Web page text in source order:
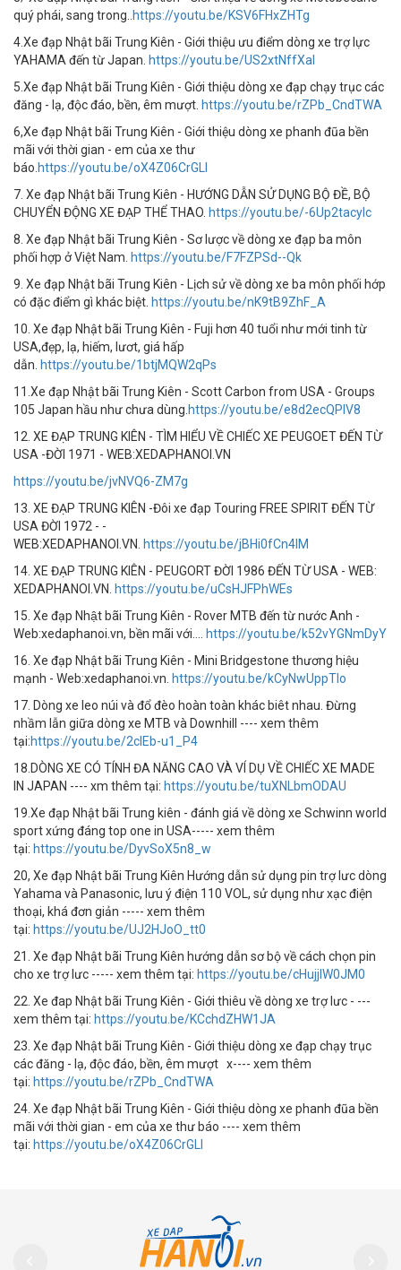
quý phái, sang trong.. https://youtu.be/KSV6FHxZHTg
4.Xe đạp Nhật bãi Trung Kiên - Giới thiệu ưu điểm dòng xe trợ lực
YAHAMA đến từ Japan. https://youtu.be/US2xtNffXaI
5.Xe đạp Nhật bãi Trung Kiên - Giới thiệu dòng xe đạp chạy trục các
đăng - lạ, độc đáo, bền, êm mượt. https://youtu.be/rZPb_CndTWA
6,Xe đạp Nhật bãi Trung Kiên - Giới thiệu dòng xe phanh đũa bền
mãi với thời gian - em của xe thư
báo. https://youtu.be/oX4Z06CrGLI
7. Xe đạp Nhật bãi Trung Kiên - HƯỚNG DẪN SỬ DỤNG BỘ ĐỀ, BỘ
CHUYỂN ĐỘNG XE ĐẠP THỂ THAO. https://youtu.be/-6Up2tacylc
8. Xe đạp Nhật bãi Trung Kiên - Sơ lược về dòng xe đạp ba môn
phối hợp ở Việt Nam. https://youtu.be/F7FZPSd--Qk
9. Xe đạp Nhật bãi Trung Kiên - Lịch sử về dòng xe ba môn phối hớp
có đặc điểm gì khác biệt. https://youtu.be/nK9tB9ZhF_A
10. Xe đạp Nhật bãi Trung Kiên - Fuji hơn 40 tuổi như mới tinh từ
USA,đẹp, lạ, hiếm, lươt, giá hấp
dẫn. https://youtu.be/1btjMQW2qPs
11.Xe đạp Nhật bãi Trung Kiên - Scott Carbon from USA - Groups
105 Japan hầu như chưa dùng. https://youtu.be/e8d2ecQPlV8
12. XE ĐẠP TRUNG KIÊN - TÌM HIỂU VỀ CHIẾC XE PEUGOET ĐẾN TỪ
USA -ĐỜI 1971 - WEB:XEDAPHANOI.VN
https://youtu.be/jvNVQ6-ZM7g
13. XE ĐẠP TRUNG KIÊN -Đôi xe đạp Touring FREE SPIRIT ĐẾN TỪ
USA ĐỜI 1972 - -
WEB:XEDAPHANOI.VN.
https://youtu.be/jBHi0fCn4lM
14. XE ĐẠP TRUNG KIÊN - PEUGORT ĐỜI 1986 ĐẾN TỪ USA - WEB:
XEDAPHANOI.VN.
https://youtu.be/uCsHJFPhWEs
15. Xe đạp Nhật bãi Trung Kiên - Rover MTB đến từ nước Anh -
Web:xedaphanoi.vn, bền mãi với....
https://youtu.be/k52vYGNmDyY
16. Xe đạp Nhật bãi Trung Kiên - Mini Bridgestone thương hiệu
mạnh - Web:xedaphanoi.vn. https://youtu.be/kCyNwUppTlo
17. Dòng xe leo núi và đổ đèo hoàn toàn khác biêt nhau. Đừng
nhầm lẫn giữa dòng xe MTB và Downhill ---- xem thêm
tại:https://youtu.be/2cIEb-u1_P4
18.DÒNG XE CÓ TÍNH ĐA NĂNG CAO VÀ VÍ DỤ VỀ CHIẾC XE MADE
IN JAPAN ---- xm thêm tại: https://youtu.be/tuXNLbmODAU
19.Xe đạp Nhật bãi Trung kiên - đánh giá về dòng xe Schwinn world
sport xứng đáng top one in USA----- xem thêm
tại: https://youtu.be/DyvSoX5n8_w
20, Xe đạp Nhật bãi Trung Kiên Hướng dẫn sử dụng pin trợ lưc dòng
Yahama và Panasonic, lưu ý điện 110 VOL, sử dụng như xạc điện
thoại, khá đơn giản ----- xem thêm
tại: https://youtu.be/UJ2HJoO_tt0
21. Xe đạp Nhật bãi Trung Kiên hướng dẫn sơ bộ về cách chọn pin
cho xe trợ lưc ----- xem thêm tại: https://youtu.be/cHujjIW0JM0
22. Xe đap Nhật bãi Trung Kiên - Giới thiêu về dòng xe trợ lưc - ---
xem thêm tại: https://youtu.be/KCchdZHW1JA
23. Xe đạp Nhật bãi Trung Kiên - Giới thiệu dòng xe đạp chạy trục
các đăng - lạ, độc đáo, bền, êm mượt x---- xem thêm
tại: https://youtu.be/rZPb_CndTWA
24. Xe đạp Nhật bãi Trung Kiên - Giới thiệu dòng xe phanh đũa bền
mãi với thời gian - em của xe thư báo ---- xem thêm
tại: https://youtu.be/oX4Z06CrGLI